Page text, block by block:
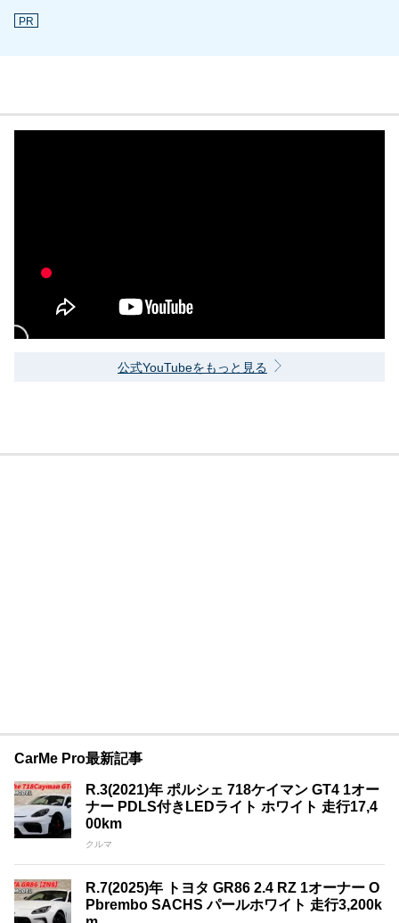
PR
公式YouTubeをもっと見る
CarMe Pro最新記事
R.3(2021)年 ポルシェ 718ケイマン GT4 1オー
ナー PDLS付きLEDライト ホワイト 走行17,4
00km
クルマ
R.7(2025)年 トヨタ GR86 2.4 RZ 1オーナー O
Pbrembo SACHS パールホワイト 走行3,200k